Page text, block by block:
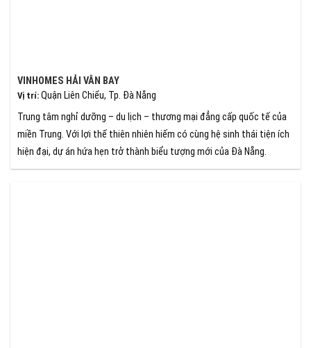
VINHOMES HẢI VÂN BAY
Vị trí:Quận Liên Chiểu, Tp. Đà Nẵng
Trung tâm nghỉ dưỡng – du lịch – thương mại đẳng cấp quốc tế của
miền Trung. Với lợi thế thiên nhiên hiếm có cùng hệ sinh thái tiện ích
hiện đại, dự án hứa hẹn trở thành biểu tượng mới của Đà Nẵng.